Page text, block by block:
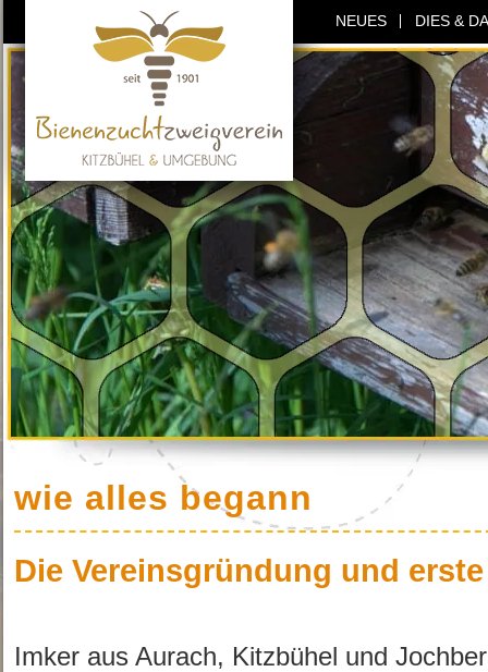
NEUES DIES &
wie alles begann
Die Vereinsgründung und
Imker aus Aurach, Kitzbühel und